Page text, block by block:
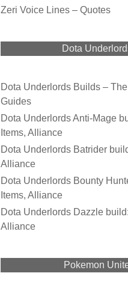
Zeri Voice Lines – Quotes
Dota
Dota Underlords Builds –
Guides
Dota Underlords Anti-Mage
Items, Alliance
Dota Underlords Batrider
Alliance
Dota Underlords Bounty
Items, Alliance
Dota Underlords Dazzle
Alliance
Pokemon